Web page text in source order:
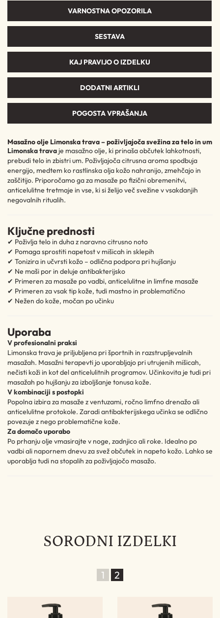
VARNOSTNA OPOZORILA
SESTAVA
KAJ PRAVIJO O IZDELKU
DODATNI ARTIKLI
POGOSTA VPRAŠANJA
Masažno olje Limonska trava – poživljajoča svežina za telo in um
Limonska trava je masažno olje, ki prinaša občutek lahkotnosti,
prebudi telo in zbistri um. Poživljajoča citrusna aroma spodbuja
energijo, medtem ko rastlinska olja kožo nahranijo, zmehčajo in
zaščitijo. Priporočamo ga za masaže po fizični obremenitvi,
anticelulitne tretmaje in vse, ki si želijo več svežine v vsakdanjih
negovalnih ritualih.
Ključne prednosti
✔ Poživlja telo in duha z naravno citrusno noto
✔ Pomaga sprostiti napetost v mišicah in sklepih
✔ Tonizira in učvrsti kožo – odlična podpora pri hujšanju
✔ Ne maši por in deluje antibakterijsko
✔ Primeren za masaže po vadbi, anticelulitne in limfne masaže
✔ Primeren za vsak tip kože, tudi mastno in problematično
✔ Nežen do kože, močan po učinku
Uporaba
V profesionalni praksi
Limonska trava je priljubljena pri športnih in razstrupljevalnih
masažah. Masažni terapevti jo uporabljajo pri utrujenih mišicah,
nečisti koži in kot del anticelulitnih programov. Učinkovita je tudi pri
masažah po hujšanju za izboljšanje tonusa kože.
V kombinaciji s postopki
Popolna izbira za masaže z ventuzami, ročno limfno drenažo ali
anticelulitne protokole. Zaradi antibakterijskega učinka se odlično
povezuje z nego problematične kože.
Za domačo uporabo
Po prhanju olje vmasirajte v noge, zadnjico ali roke. Idealno po
vadbi ali napornem dnevu za svež občutek in napeto kožo. Lahko se
uporablja tudi na stopalih za poživljajočo masažo.
SORODNI IZDELKI
1 2